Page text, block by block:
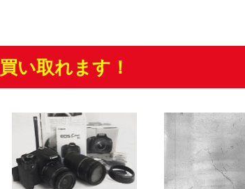
買い取れます！